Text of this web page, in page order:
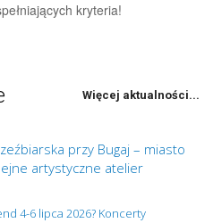
kryteria!
Więcej aktualności...
przy Bugaj – miasto
artystyczne atelier
4-6 lipca 2026? Koncerty